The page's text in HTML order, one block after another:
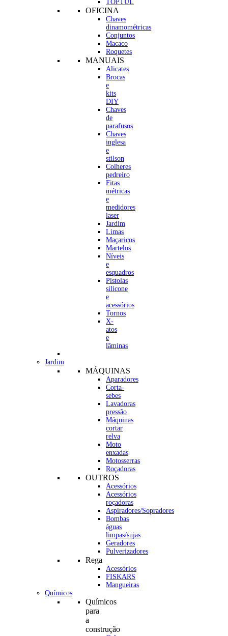
TOPTUL
OFICINA
Chaves
dinamométricas
Conjuntos
Macaco
Roquetes
MANUAIS
Alicates
Brocas
e
kits
DIY
Chaves
de
parafusos
Chaves
inglesa
e
stilson
Colheres
pedreiro
Fitas
métricas
e
medidores
laser
Jardim
Limas
Maçaricos
Martelos
Níveis
e
esquadros
Pistolas
silicone
e
acessórios
Tornos
X-
atos
e
lâminas
Jardim
MÁQUINAS
Aparadores
Corta-
sebes
Lavadoras
pressão
Máquinas
cortar
relva
Moto
enxadas
Motosserras
Roçadoras
OUTROS
Acessórios
Acessórios
roçadoras
Aspiradores/Sopradores
Bombas
águas
limpas/sujas
Geradores
Pulverizadores
Rega
Acessórios
FISKARS
Mangueiras
Químicos
Químicos
para
a
construção